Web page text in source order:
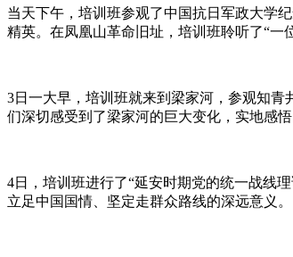
当天下午，培训班参观了中国抗日军政大学
精英。在凤凰山革命旧址，培训班聆听了“一
3日一大早，培训班就来到梁家河，参观知
们深切感受到了梁家河的巨大变化，实地感
4日，培训班进行了“延安时期党的统一战线
立足中国国情、坚定走群众路线的深远意义。